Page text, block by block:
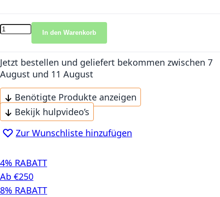
In den Warenkorb
Jetzt bestellen und geliefert bekommen zwischen 7
August und 11 August
Benötigte Produkte anzeigen
Bekijk hulpvideo’s
Zur Wunschliste hinzufügen
4% RABATT
Ab €250
8% RABATT